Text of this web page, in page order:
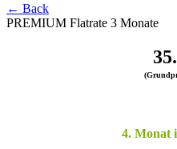
← Back
PREMIUM Flatrate 3 Monate
4. Monat